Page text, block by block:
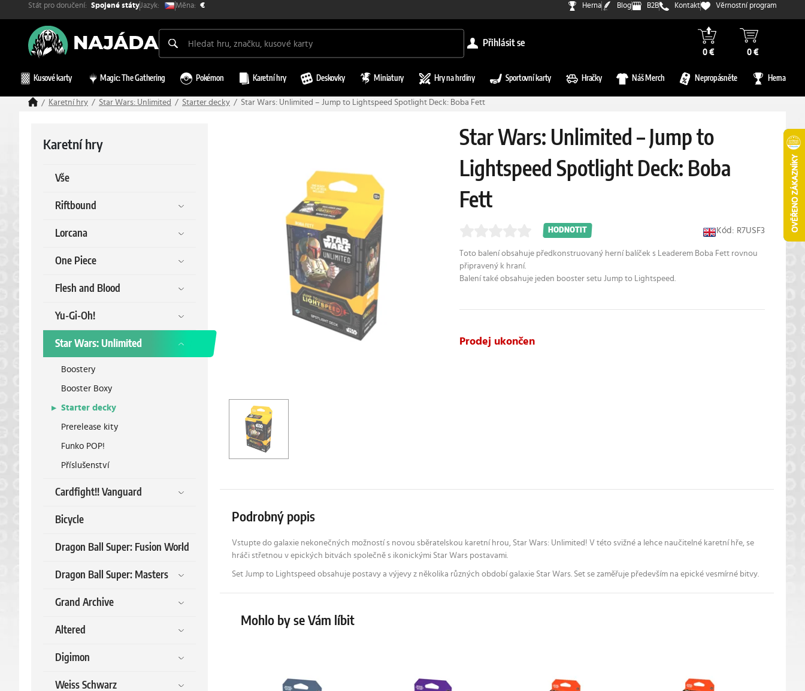
Stát pro doručení: Spojené státyJazyk: Měna: € Herna Blog B2B Kontakt Věrnostní program
přihlásit se
0 € 0 €
Kusové karty Magic: The Gathering Pokémon Karetní hry Deskovky Miniatury Hry na hrdiny Sportovní karty Hračky Náš Merch Nepropásněte Herna
Karetní hry Star Wars: Unlimited Starter decky Star Wars: Unlimited – Jump to Lightspeed Spotlight Deck: Boba Fett
Karetní hry
Vše
Riftbound
Lorcana
One Piece
Flesh and Blood
Yu-Gi-Oh!
Star Wars: Unlimited
Boostery
Booster Boxy
Starter decky
Prerelease kity
Funko POP!
Příslušenství
Cardfight!! Vanguard
Bicycle
Dragon Ball Super: Fusion World
Dragon Ball Super: Masters
Grand Archive
Altered
Digimon
Weiss Schwarz
Star Wars: Unlimited – Jump to
Lightspeed Spotlight Deck: Boba
Fett
HODNOTIT Kód: R7USF3
Toto balení obsahuje předkonstruovaný herní balíček s Leaderem Boba Fett rovnou
připravený k hraní.
Balení také obsahuje jeden booster setu Jump to Lightspeed.
Prodej ukončen
Podrobný popis
Vstupte do galaxie nekonečných možností s novou sběratelskou karetní hrou, Star Wars: Unlimited! V této svižné a lehce naučitelné karetní hře, se
hráči střetnou v epických bitvách společně s ikonickými Star Wars postavami.
Set Jump to Lightspeed obsahuje postavy a výjevy z několika různých období galaxie Star Wars. Set se zaměřuje především na epické vesmírné bitvy.
Mohlo by se Vám líbit